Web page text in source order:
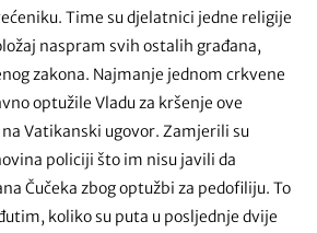
Time su djelatnici jedne religije
naspram svih ostalih građana,
zakona. Najmanje jednom crkvene
optužile Vladu za kršenje ove
Vatikanski ugovor. Zamjerili su
policiji što im nisu javili da
Čučeka zbog optužbi za pedofiliju. To
koliko su puta u posljednje dvije